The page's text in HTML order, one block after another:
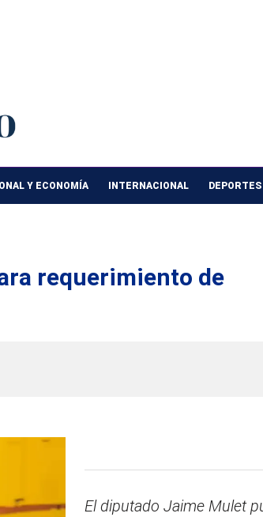
Y ECONOMÍA INTERNACIONAL DEPORTES
requerimiento de
El diputado Jaime Mulet